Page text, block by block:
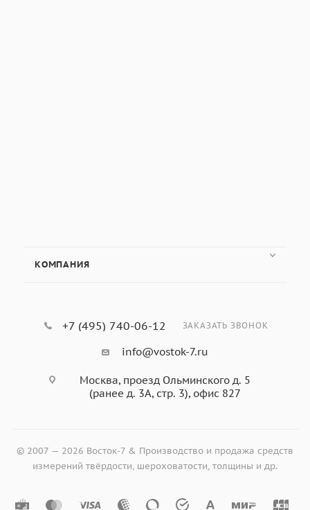
КОМПАНИЯ
+7 (495) 740-06-12 ЗАКАЗАТЬ ЗВОНОК
info@vostok-7.ru
Москва, проезд Ольминского д. 5
(ранее д. 3А, стр. 3), офис 827
© 2007 — 2026 Восток-7 & Производство и продажа средств
измерений твёрдости, шероховатости, толщины и др.